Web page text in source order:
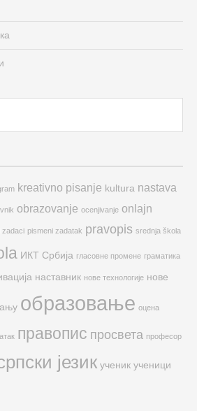
kreativno pisanje kultura nastava
obrazovanje ocenjivanje onlajn
zadaci pismeni zadatak pravopis srednja škola
ИКТ Србија гласовне промене граматика
наставник нове технологије нове
образовање оцена
правопис просвета професор
језик ученик ученици